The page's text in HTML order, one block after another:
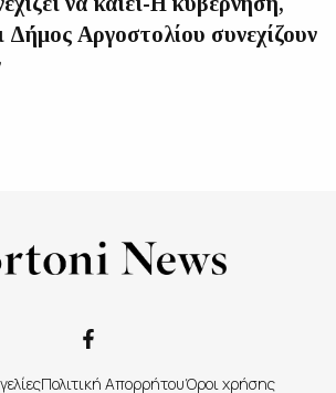
Δήμος Αργοστολίου συνεχίζουν
Πολιτική ΑπορρήτουΌροι χρήσης